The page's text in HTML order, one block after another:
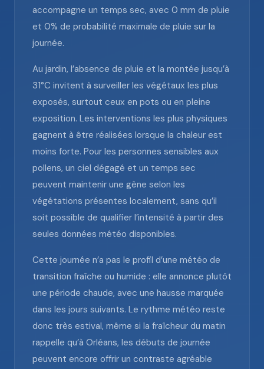
accompagne un temps sec, avec 0 mm de pluie
et 0% de probabilité maximale de pluie sur la
journée.
Au jardin, l’absence de pluie et la montée jusqu’à
31°C invitent à surveiller les végétaux les plus
exposés, surtout ceux en pots ou en pleine
exposition. Les interventions les plus physiques
gagnent à être réalisées lorsque la chaleur est
moins forte. Pour les personnes sensibles aux
pollens, un ciel dégagé et un temps sec
peuvent maintenir une gêne selon les
végétations présentes localement, sans qu’il
soit possible de qualifier l’intensité à partir des
seules données météo disponibles.
Cette journée n’a pas le profil d’une météo de
transition fraîche ou humide : elle annonce plutôt
une période chaude, avec une hausse marquée
dans les jours suivants. Le rythme météo reste
donc très estival, même si la fraîcheur du matin
rappelle qu’à Orléans, les débuts de journée
peuvent encore offrir un contraste agréable